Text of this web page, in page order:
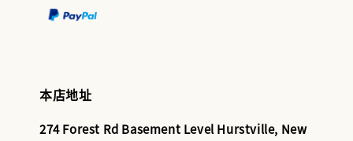
本店地址
274 Forest Rd Basement Level Hurstville, New